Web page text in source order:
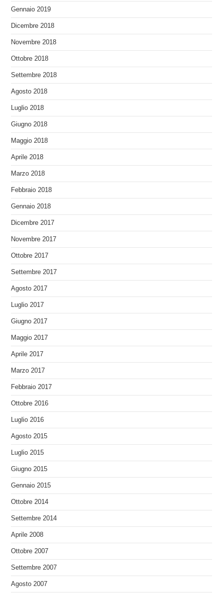
Gennaio 2019
Dicembre 2018
Novembre 2018
Ottobre 2018
Settembre 2018
Agosto 2018
Luglio 2018
Giugno 2018
Maggio 2018
Aprile 2018
Marzo 2018
Febbraio 2018
Gennaio 2018
Dicembre 2017
Novembre 2017
Ottobre 2017
Settembre 2017
Agosto 2017
Luglio 2017
Giugno 2017
Maggio 2017
Aprile 2017
Marzo 2017
Febbraio 2017
Ottobre 2016
Luglio 2016
Agosto 2015
Luglio 2015
Giugno 2015
Gennaio 2015
Ottobre 2014
Settembre 2014
Aprile 2008
Ottobre 2007
Settembre 2007
Agosto 2007